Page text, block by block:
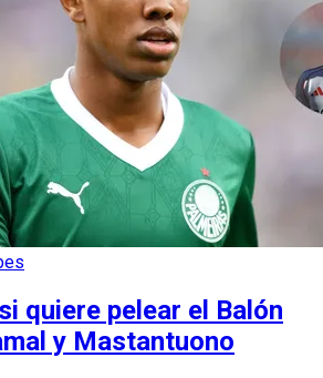
quiere pelear el Balón
y Mastantuono